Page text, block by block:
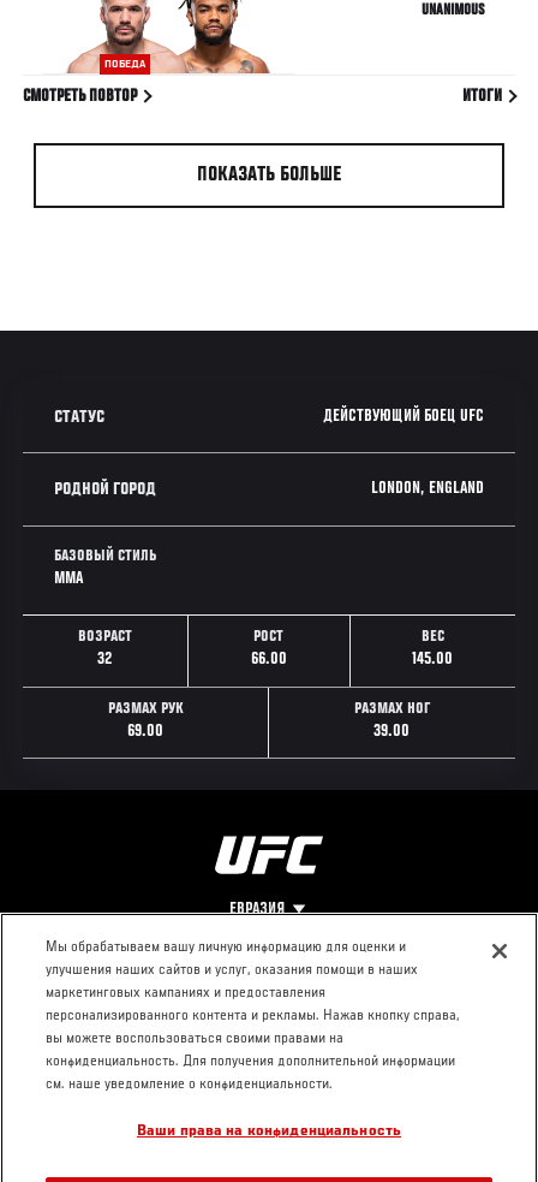
ПОБЕДА
UNANIMOUS
СМОТРЕТЬ ПОВТОР ИТОГИ
ПОКАЗАТЬ БОЛЬШЕ
СТАТУС ДЕЙСТВУЮЩИЙ БОЕЦ UFC
РОДНОЙ ГОРОД LONDON, ENGLAND
БАЗОВЫЙ СТИЛЬ
MMA
ВОЗРАСТ
32
РОСТ
66.00
ВЕС
145.00
РАЗМАХ РУК
69.00
РАЗМАХ НОГ
39.00
ЕВРАЗИЯ
Footer
О UFC
Про ММА
Социальная
ответственность
КОНТАКТЫ
Пресс-центр
Условия
использования
Мы обрабатываем вашу личную информацию для оценки и
улучшения наших сайтов и услуг, оказания помощи в наших
маркетинговых кампаниях и предоставления
персонализированного контента и рекламы. Нажав кнопку справа,
вы можете воспользоваться своими правами на
конфиденциальность. Для получения дополнительной информации
см. наше уведомление о конфиденциальности.
Ваши права на конфиденциальность